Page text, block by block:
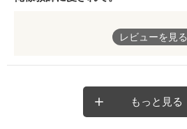
レビューを見る
もっと見る